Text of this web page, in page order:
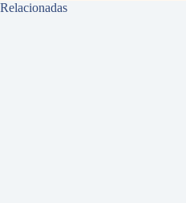
Relacionadas